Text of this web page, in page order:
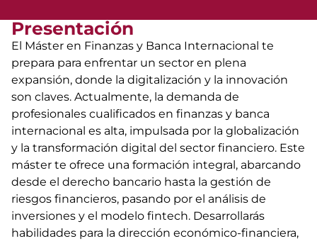
Presentación
El Máster en Finanzas y Banca Internacional te
prepara para enfrentar un sector en plena
expansión, donde la digitalización y la innovación
son claves. Actualmente, la demanda de
profesionales cualificados en finanzas y banca
internacional es alta, impulsada por la globalización
y la transformación digital del sector financiero. Este
máster te ofrece una formación integral, abarcando
desde el derecho bancario hasta la gestión de
riesgos financieros, pasando por el análisis de
inversiones y el modelo fintech. Desarrollarás
habilidades para la dirección económico-financiera,